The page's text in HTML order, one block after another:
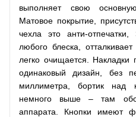
выполняет свою
Матовое покрытие,
чехла это анти-
любого блеска,
легко очищается.
одинаковый дизайн, без
миллиметра, бортик над
немного выше – там
аппарата. Кнопки имеют